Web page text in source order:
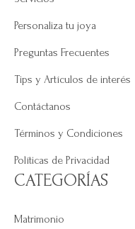
Personaliza tu joya
Preguntas Frecuentes
Tips y Artículos de interés
Contáctanos
Términos y Condiciones
Políticas de Privacidad
CATEGORÍAS
Matrimonio